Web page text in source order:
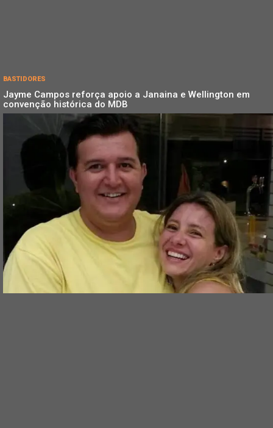
BASTIDORES
Jayme Campos reforça apoio a Janaina e Wellington em
convenção histórica do MDB